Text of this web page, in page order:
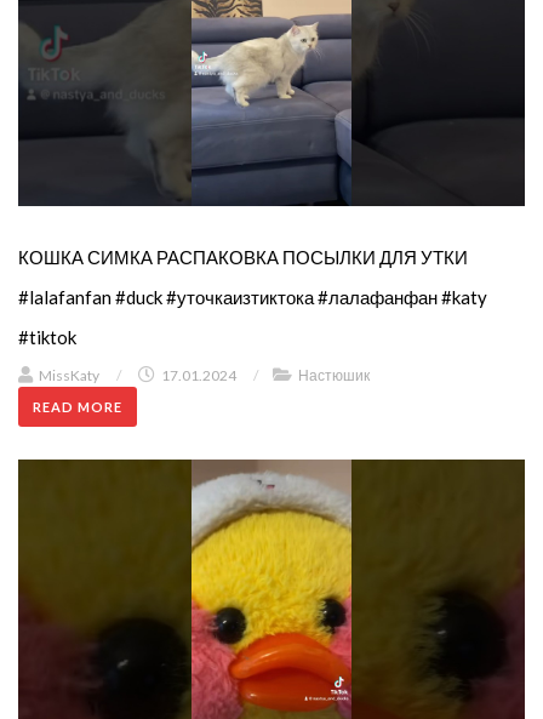
КОШКА СИМКА РАСПАКОВКА ПОСЫЛКИ ДЛЯ УТКИ
#lalafanfan #duck #уточкаизтиктока #лалафанфан #katy
#tiktok
MissKaty / 17.01.2024 / Настюшик
READ MORE